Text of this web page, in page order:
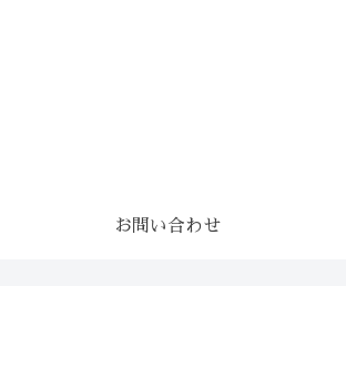
お問い合わせ